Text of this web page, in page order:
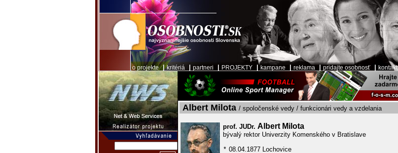
o projekte|kritériá partneri PROJEKTY kampane reklama pridajte osobnosť kontakt
Albert Milota / spoločenské vedy / funkcionári vedy a vzdelania
prof. JUDr. Albert Milota
bývalý rektor Univerzity Komenského v Bratislave
* 08.04.1877 Lochovice